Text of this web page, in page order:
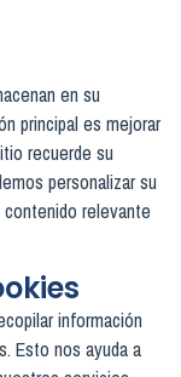
en su
principal es mejorar
recuerde su
personalizar su
relevante
información
Esto nos ayuda a